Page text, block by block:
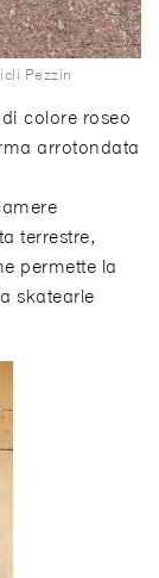
Pezzin
colore roseo
arrotondata
terrestre,
permette la
skatearle